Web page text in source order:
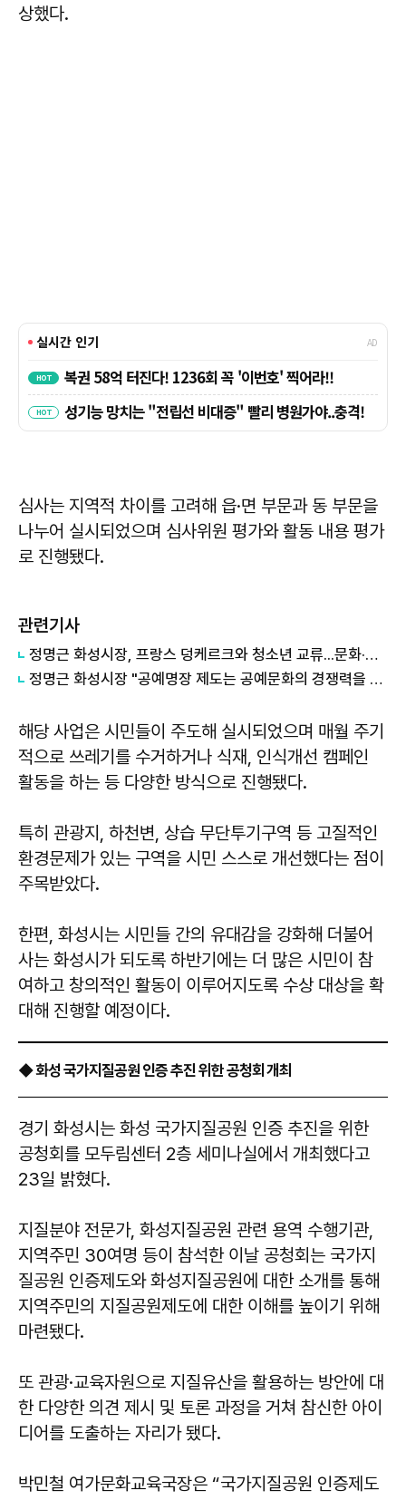
상했다.
심사는 지역적 차이를 고려해 읍·면 부문과 동 부문을
나누어 실시되었으며 심사위원 평가와 활동 내용 평가
로 진행됐다.
관련기사
정명근 화성시장, 프랑스 덩케르크와 청소년 교류...문화·교육 협력 확대
정명근 화성시장 "공예명장 제도는 공예문화의 경쟁력을 높이는 기반"
해당 사업은 시민들이 주도해 실시되었으며 매월 주기
적으로 쓰레기를 수거하거나 식재, 인식개선 캠페인
활동을 하는 등 다양한 방식으로 진행됐다.
특히 관광지, 하천변, 상습 무단투기구역 등 고질적인
환경문제가 있는 구역을 시민 스스로 개선했다는 점이
주목받았다.
한편, 화성시는 시민들 간의 유대감을 강화해 더불어
사는 화성시가 되도록 하반기에는 더 많은 시민이 참
여하고 창의적인 활동이 이루어지도록 수상 대상을 확
대해 진행할 예정이다.
◆ 화성 국가지질공원 인증 추진 위한 공청회 개최
경기 화성시는 화성 국가지질공원 인증 추진을 위한
공청회를 모두림센터 2층 세미나실에서 개최했다고
23일 밝혔다.
지질분야 전문가, 화성지질공원 관련 용역 수행기관,
지역주민 30여명 등이 참석한 이날 공청회는 국가지
질공원 인증제도와 화성지질공원에 대한 소개를 통해
지역주민의 지질공원제도에 대한 이해를 높이기 위해
마련됐다.
또 관광·교육자원으로 지질유산을 활용하는 방안에 대
한 다양한 의견 제시 및 토론 과정을 거쳐 참신한 아이
디어를 도출하는 자리가 됐다.
박민철 여가문화교육국장은 “국가지질공원 인증제도